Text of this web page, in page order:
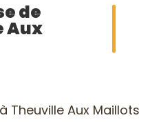
de
Aux
Theuville Aux Maillots